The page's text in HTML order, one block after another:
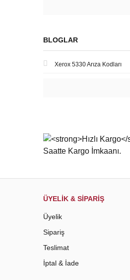
BLOGLAR
Xerox 5330 Arıza Kodları
ÜYELİK & SİPARİŞ
Üyelik
Sipariş
Teslimat
İptal & İade